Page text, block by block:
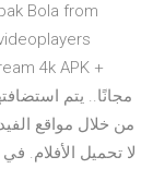
Bola from
من خلال مواقع
لا تحميل الأفلام.